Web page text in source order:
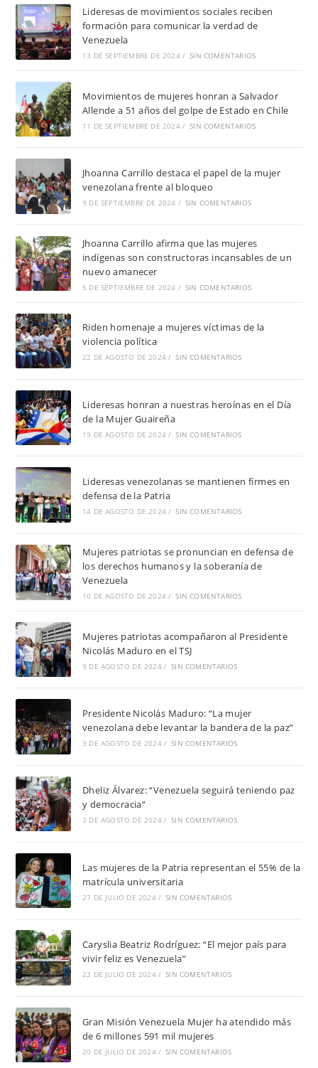
Lideresas de movimientos sociales reciben
formación para comunicar la verdad de
Venezuela
13 DE SEPTIEMBRE DE 2024 / SIN COMENTARIOS
Movimientos de mujeres honran a Salvador
Allende a 51 años del golpe de Estado en Chile
11 DE SEPTIEMBRE DE 2024 / SIN COMENTARIOS
Jhoanna Carrillo destaca el papel de la mujer
venezolana frente al bloqueo
9 DE SEPTIEMBRE DE 2024 / SIN COMENTARIOS
Jhoanna Carrillo afirma que las mujeres
indígenas son constructoras incansables de un
nuevo amanecer
5 DE SEPTIEMBRE DE 2024 / SIN COMENTARIOS
Riden homenaje a mujeres víctimas de la
violencia política
22 DE AGOSTO DE 2024 / SIN COMENTARIOS
Lideresas honran a nuestras heroínas en el Día
de la Mujer Guaireña
19 DE AGOSTO DE 2024 / SIN COMENTARIOS
Lideresas venezolanas se mantienen firmes en
defensa de la Patria
14 DE AGOSTO DE 2024 / SIN COMENTARIOS
Mujeres patriotas se pronuncian en defensa de
los derechos humanos y la soberanía de
Venezuela
10 DE AGOSTO DE 2024 / SIN COMENTARIOS
Mujeres patriotas acompañaron al Presidente
Nicolás Maduro en el TSJ
9 DE AGOSTO DE 2024 / SIN COMENTARIOS
Presidente Nicolás Maduro: “La mujer
venezolana debe levantar la bandera de la paz”
3 DE AGOSTO DE 2024 / SIN COMENTARIOS
Dheliz Álvarez: “Venezuela seguirá teniendo paz
y democracia”
3 DE AGOSTO DE 2024 / SIN COMENTARIOS
Las mujeres de la Patria representan el 55% de la
matrícula universitaria
27 DE JULIO DE 2024 / SIN COMENTARIOS
Caryslia Beatriz Rodríguez: “El mejor país para
vivir feliz es Venezuela”
22 DE JULIO DE 2024 / SIN COMENTARIOS
Gran Misión Venezuela Mujer ha atendido más
de 6 millones 591 mil mujeres
20 DE JULIO DE 2024 / SIN COMENTARIOS